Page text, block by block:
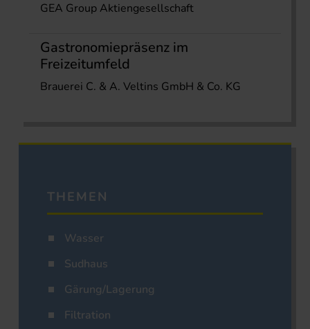
GEA Group Aktiengesellschaft
Gastronomiepräsenz im
Freizeitumfeld
Brauerei C. & A. Veltins GmbH & Co. KG
THEMEN
Wasser
Sudhaus
Gärung/Lagerung
Filtration